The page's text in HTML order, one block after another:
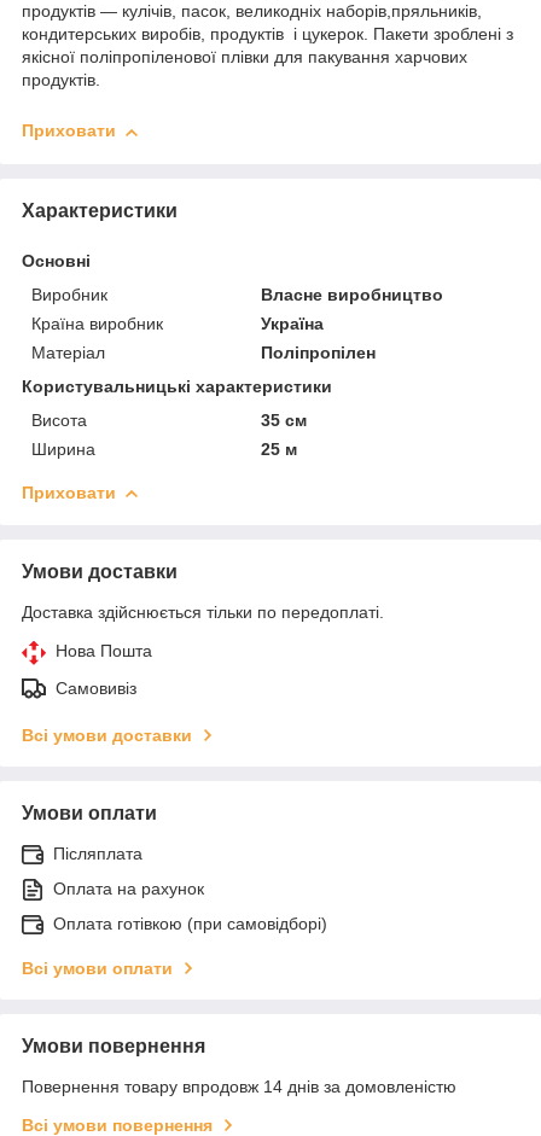
продуктів — кулічів, пасок, великодніх наборів,пряльників,
кондитерських виробів, продуктів і цукерок. Пакети зроблені з
якісної поліпропіленової плівки для пакування харчових
продуктів.
Приховати
Характеристики
Основні
Виробник
Власне виробництво
Країна виробник
Україна
Матеріал
Поліпропілен
Користувальницькі характеристики
Висота
35 см
Ширина
25 м
Приховати
Умови доставки
Доставка здійснюється тільки по передоплаті.
Нова Пошта
Самовивіз
Всі умови доставки
Умови оплати
Післяплата
Оплата на рахунок
Оплата готівкою (при самовідборі)
Всі умови оплати
Умови повернення
Повернення товару впродовж 14 днів за домовленістю
Всі умови повернення